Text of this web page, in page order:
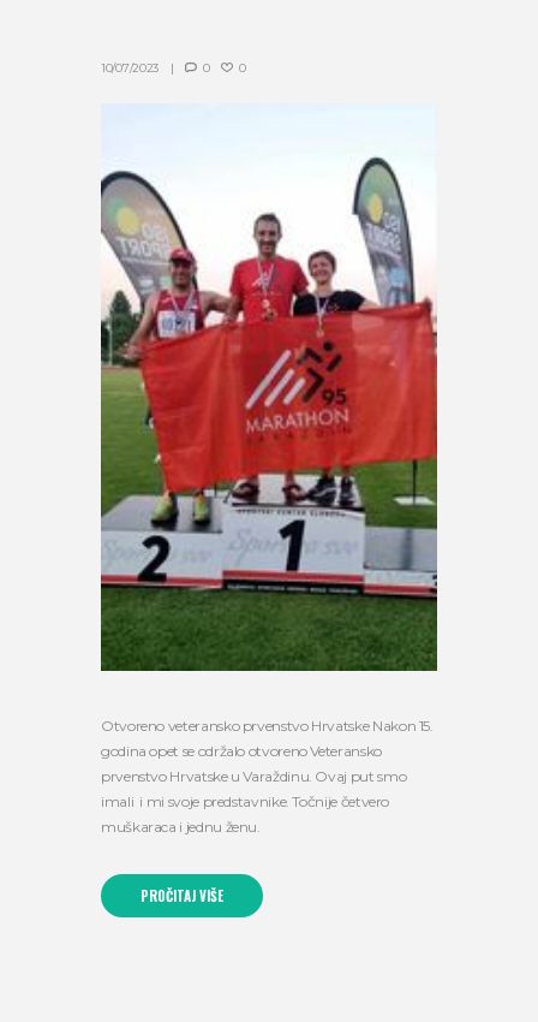
10/07/2023 0 0
Otvoreno veteransko prvenstvo Hrvatske Nakon 15.
godina opet se održalo otvoreno Veteransko
prvenstvo Hrvatske u Varaždinu. Ovaj put smo
imali i mi svoje predstavnike. Točnije četvero
muškaraca i jednu ženu.
PROČITAJ VIŠE